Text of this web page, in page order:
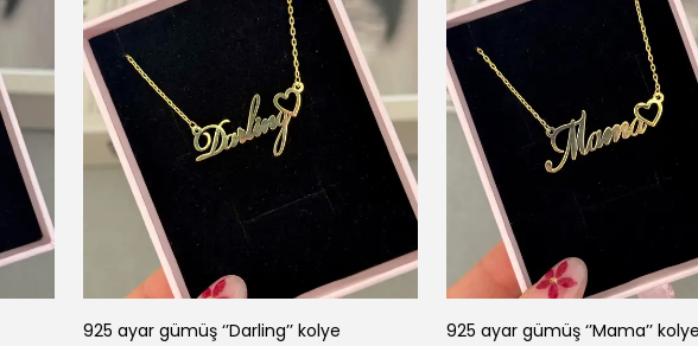
925 ayar gümüş ‘’Darling’’ kolye 925 ayar gümüş ‘’Mama’’ kolye